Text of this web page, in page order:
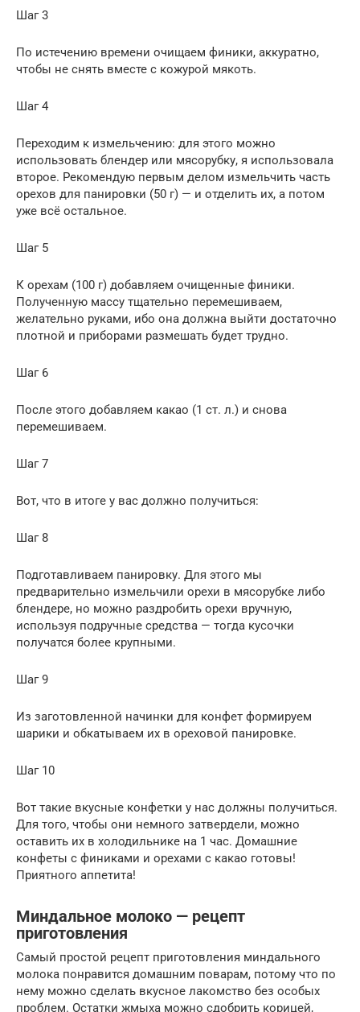
Шаг 3
По истечению времени очищаем финики, аккуратно,
чтобы не снять вместе с кожурой мякоть.
Шаг 4
Переходим к измельчению: для этого можно
использовать блендер или мясорубку, я использовала
второе. Рекомендую первым делом измельчить часть
орехов для панировки (50 г) — и отделить их, а потом
уже всё остальное.
Шаг 5
К орехам (100 г) добавляем очищенные финики.
Полученную массу тщательно перемешиваем,
желательно руками, ибо она должна выйти достаточно
плотной и приборами размешать будет трудно.
Шаг 6
После этого добавляем какао (1 ст. л.) и снова
перемешиваем.
Шаг 7
Вот, что в итоге у вас должно получиться:
Шаг 8
Подготавливаем панировку. Для этого мы
предварительно измельчили орехи в мясорубке либо
блендере, но можно раздробить орехи вручную,
используя подручные средства — тогда кусочки
получатся более крупными.
Шаг 9
Из заготовленной начинки для конфет формируем
шарики и обкатываем их в ореховой панировке.
Шаг 10
Вот такие вкусные конфетки у нас должны получиться.
Для того, чтобы они немного затвердели, можно
оставить их в холодильнике на 1 час. Домашние
конфеты с финиками и орехами с какао готовы!
Приятного аппетита!
Миндальное молоко — рецепт
приготовления
Самый простой рецепт приготовления миндального
молока понравится домашним поварам, потому что по
нему можно сделать вкусное лакомство без особых
проблем. Остатки жмыха можно сдобрить корицей,